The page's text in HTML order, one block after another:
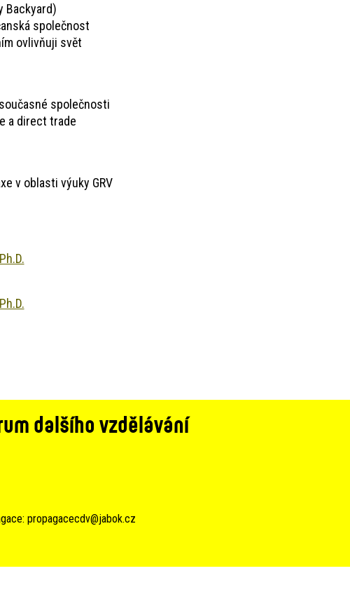
Backyard)
společnost
ovlivňuji svět
společnosti
a direct trade
v oblasti výuky GRV
dalšího vzdělávání
propagacecdv@jabok.cz